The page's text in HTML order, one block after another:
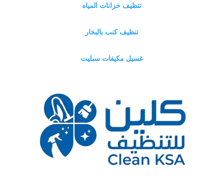
تنظيف خزانات المياه
تنظيف كنب بالبخار
غسيل مكيفات سبليت